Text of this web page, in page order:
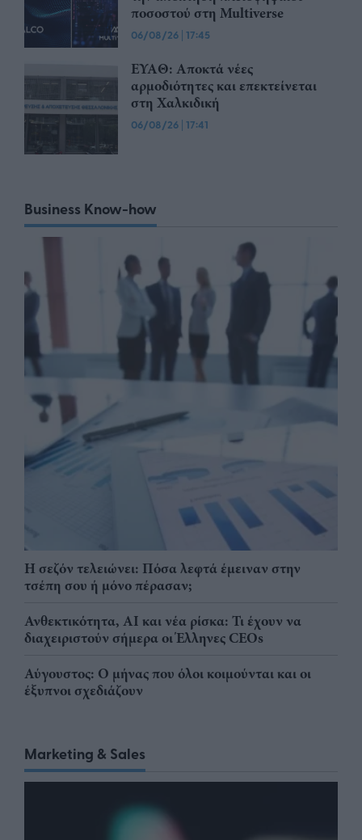
ποσοστού στη Multiverse
06/08/26 | 17:45
ΕΥΑΘ: Αποκτά νέες
αρμοδιότητες και επεκτείνεται
στη Χαλκιδική
06/08/26 | 17:41
Business Know-how
Η σεζόν τελειώνει: Πόσα λεφτά έμειναν στην
τσέπη σου ή μόνο πέρασαν;
Ανθεκτικότητα, AI και νέα ρίσκα: Τι έχουν να
διαχειριστούν σήμερα οι Έλληνες CEOs
Αύγουστος: Ο μήνας που όλοι κοιμούνται και οι
έξυπνοι σχεδιάζουν
Marketing & Sales